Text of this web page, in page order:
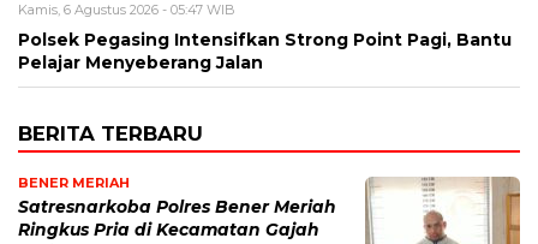
Kamis, 6 Agustus 2026 - 05:47 WIB
Polsek Pegasing Intensifkan Strong Point Pagi, Bantu
Pelajar Menyeberang Jalan
BERITA TERBARU
BENER MERIAH
Satresnarkoba Polres Bener Meriah
Ringkus Pria di Kecamatan Gajah